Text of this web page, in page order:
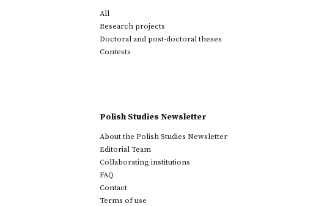
All
Research projects
Doctoral and post-doctoral theses
Contests
Polish Studies Newsletter
About the Polish Studies Newsletter
Editorial Team
Collaborating institutions
FAQ
Contact
Terms of use